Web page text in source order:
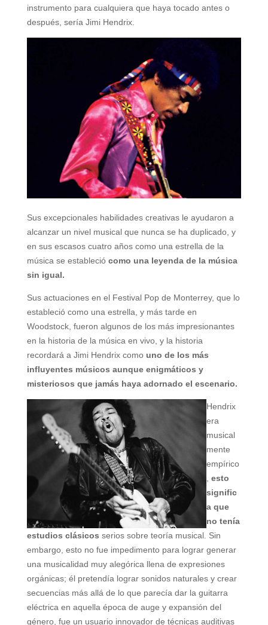
instrumento para cualquiera que haya tocado antes o
después, sería Jimi Hendrix.
Sus excepcionales habilidades creativas le ayudaron a
alcanzar un nivel musical que nunca se ha duplicado, y
en sus escasos cuatro años como una estrella de la
música se estableció como una leyenda de la música
sin igual.
Sus actuaciones en el Festival Pop de Monterrey, que lo
estableció como una estrella, y más tarde en
Woodstock, fueron algunos de los más impresionantes
en la historia de la música en vivo, y la historia
recordará a Jimi Hendrix como uno de los más
influyentes músicos aunque enigmáticos y
misteriosos que jamás haya adornado el escenario.
Hendrix
era
musical
mente
empírico
esto
signific
a que
no tenía
estudios clásicos serios sobre teoría musical. Sin
embargo, esto no fue impedimento para lograr generar
una musicalidad muy alegórica llena de expresiones
orgánicas; él pretendía lograr sonidos naturales y crear
secuencias más allá de lo que parecía dar la guitarra
eléctrica en aquella época de auge y expansión del
género, fue un usuario innovador de técnicas auditivas